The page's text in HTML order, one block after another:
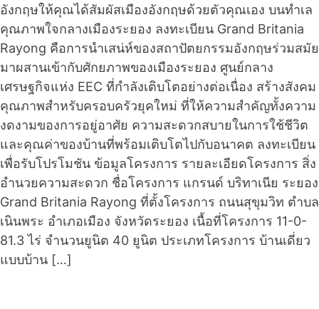
อังกฤษให้คุณได้สัมผัสเมืองอังกฤษด้วยตัวคุณเอง บนทำเล
คุณภาพใจกลางเมืองระยอง ลงทะเบียน Grand Britania
Rayong คือการนำเสน่ห์ของสถาปัตยกรรมอังกฤษร่วมสมัย
มาผสานเข้ากับศักยภาพของเมืองระยอง ศูนย์กลาง
เศรษฐกิจแห่ง EEC ที่กำลังเติบโตอย่างต่อเนื่อง สร้างสังคม
คุณภาพสำหรับครอบครัวยุคใหม่ ที่ให้ความสำคัญทั้งความ
งดงามของการอยู่อาศัย ความสะดวกสบายในการใช้ชีวิต
และคุณค่าของบ้านที่พร้อมเติบโตไปกับอนาคต ลงทะเบียน
เพื่อรับโปรโมชัน ข้อมูลโครงการ รายละเอียดโครงการ สิ่ง
อำนวยความสะดวก ชื่อโครงการ แกรนด์ บริทาเนีย ระยอง
Grand Britania Rayong ที่ตั้งโครงการ ถนนสุขุมวิท ตำบล
เนินพระ อำเภอเมือง จังหวัดระยอง เนื้อที่โครงการ 11-0-
81.3 ไร่ จำนวนยูนิต 40 ยูนิต ประเภทโครงการ บ้านเดี่ยว
แบบบ้าน […]